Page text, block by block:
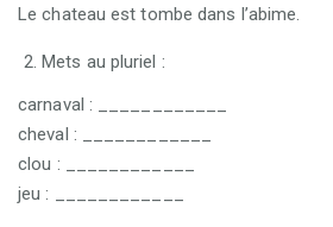
Le chateau est tombe dans l’abime.
Mets au pluriel :
carnaval : ____________
cheval : ____________
clou : ____________
jeu : ____________